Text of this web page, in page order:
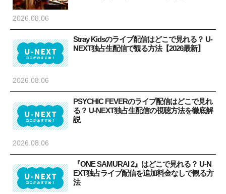
2026.08.06
Stray Kidsのライブ配信はどこで見れる？ U-
NEXT独占生配信で観る方法【2026最新】
2026.08.06
PSYCHIC FEVERのライブ配信はどこで見れ
る？ U-NEXT独占生配信の視聴方法を徹底解
説
2026.08.06
『ONE SAMURAI 2』はどこで見れる？ U-N
EXT独占ライブ配信を追加料金なしで観る方
法